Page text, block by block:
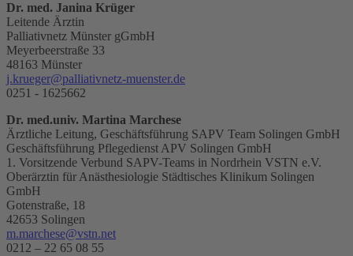
Dr. med. Janina Krüger
Leitende Ärztin
Palliativnetz Münster gGmbH
Meyerbeerstraße 33
48163 Münster
j.krueger@palliativnetz-muenster.de
0251 - 1625662
Dr. med.univ. Martina Marchese
Ärztliche Leitung, Geschäftsführung SAPV Team Solingen GmbH
Geschäftsführung Pflegedienst APV Solingen GmbH
1. ‎Vorsitzende Verbund SAPV-Teams in Nordrhein VSTN e.V.
Oberärztin für Anästhesiologie Städtisches Klinikum Solingen
GmbH
Gotenstraße, 18
42653 Solingen
m.marchese@vstn.net
0212 – 22 65 08 55